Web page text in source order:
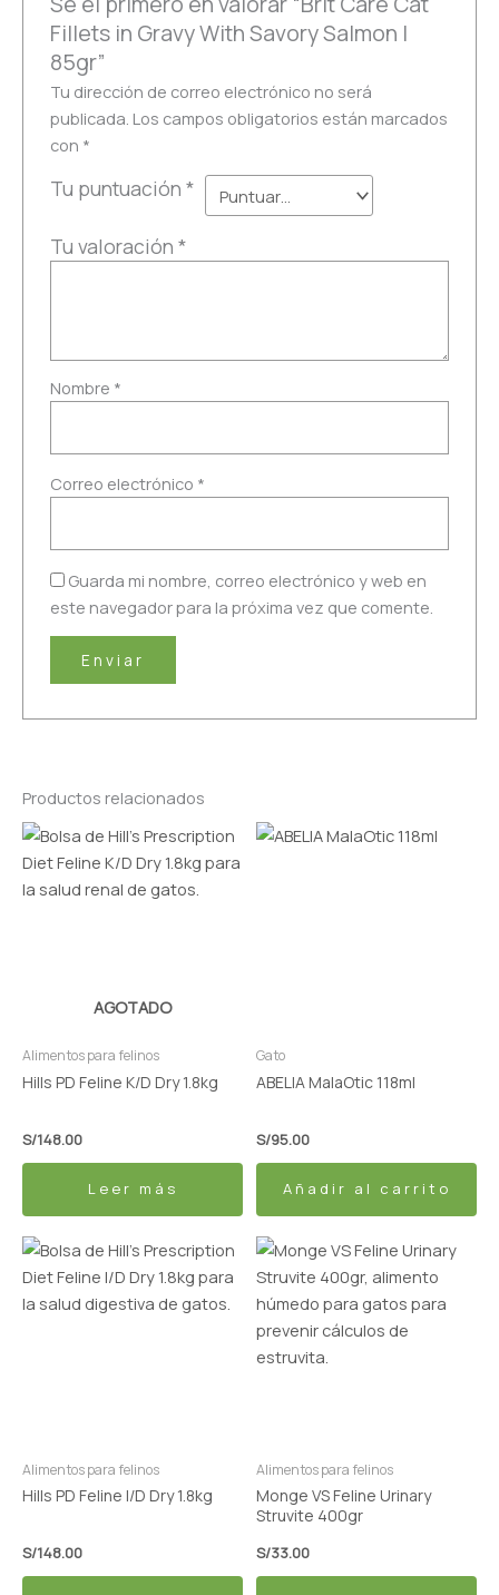
Fillets in Gravy With Savory Salmon |
85gr”
Tu dirección de correo electrónico no será
publicada. Los campos obligatorios están marcados
con *
Tu puntuación*
Tu valoración*
Nombre *
Correo electrónico *
Guarda mi nombre, correo electrónico y web en
este navegador para la próxima vez que comente.
Productos relacionados
AGOTADO
Alimentos para felinos
Hills PD Feline K/D Dry 1.8kg
S/148.00
Leer más
Gato
ABELIA MalaOtic 118ml
S/95.00
Añadir al carrito
Alimentos para felinos
Hills PD Feline I/D Dry 1.8kg
S/148.00
Alimentos para felinos
Monge VS Feline Urinary
Struvite 400gr
S/33.00